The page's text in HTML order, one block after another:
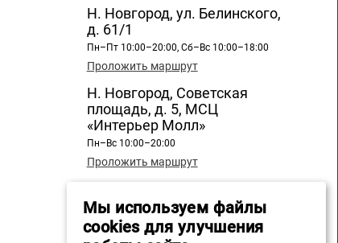
Н. Новгород, ул. Белинского,
д. 61/1
Пн–Пт 10:00–20:00, Сб–Вс 10:00–18:00
Проложить маршрут
Н. Новгород, Советская
площадь, д. 5, МСЦ
«Интерьер Молл»
Пн–Вс 10:00–20:00
Проложить маршрут
13, СЦ «Бекетов»
Пн–Вс 10:00–20:00
Мы используем файлы
cookies для улучшения